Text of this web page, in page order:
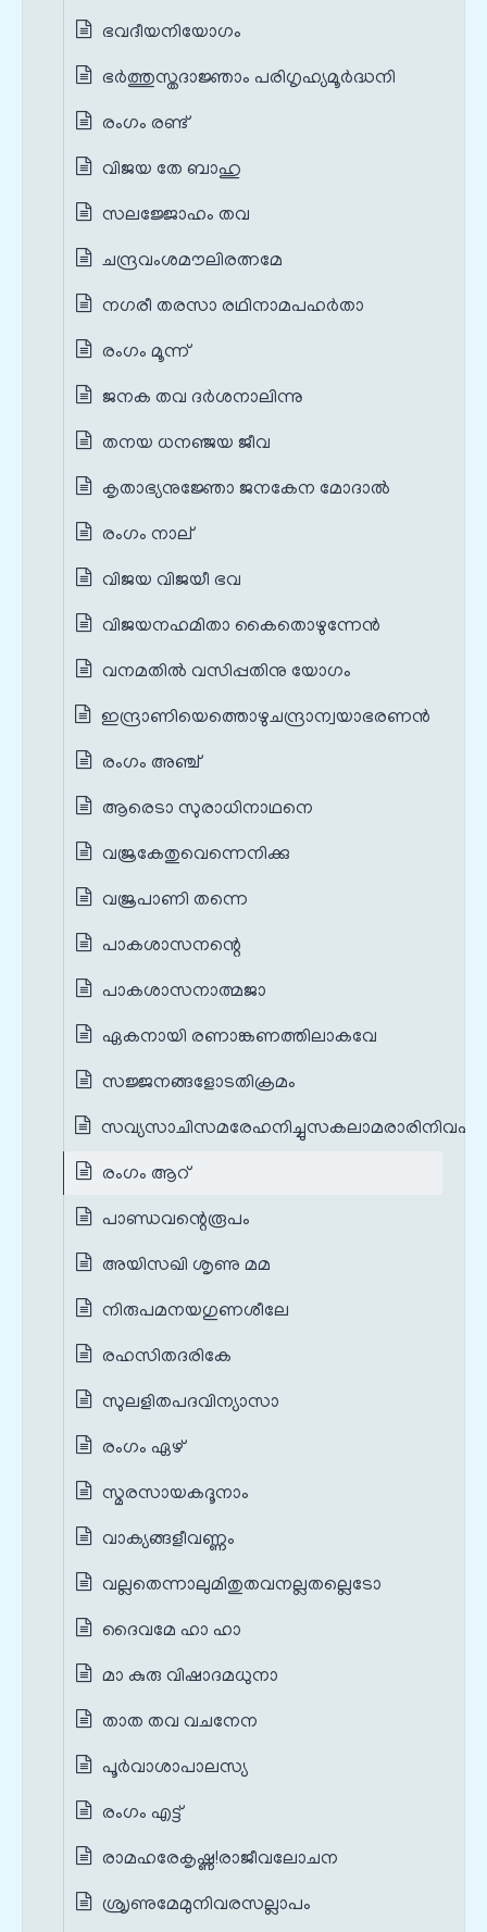
ഭവദീയനിയോഗം
ഭർത്തുസ്തദാജ്ഞാം പരിഗൃഹ്യമൂർദ്ധനി
രംഗം രണ്ട്
വിജയ തേ ബാഹു
സലജ്ജോഹം തവ
ചന്ദ്രവംശമൗലിരത്നമേ
നഗരീ തരസാ രഥിനാമപഹര്‍താ
രംഗം മൂന്ന്
ജനക തവ ദർശനാലിന്നു
തനയ ധനഞ്ജയ ജീവ
കൃതാഭ്യനുജ്ഞോ ജനകേന മോദാൽ
രംഗം നാല്
വിജയ വിജയീ ഭവ
വിജയനഹമിതാ കൈതൊഴുന്നേന്‍
വനമതില്‍ വസിപ്പതിനു യോഗം
ഇന്ദ്രാണിയെത്തൊഴുചന്ദ്രാന്വയാഭരണൻ
രംഗം അഞ്ച്
ആരെടാ സുരാധിനാഥനെ
വജ്രകേതുവെന്നെനിക്കു
വജ്രപാണി തന്നെ
പാകശാസനന്റെ
പാകശാസനാത്മജാ
ഏകനായി രണാങ്കണത്തിലാകവേ
സജ്ജനങ്ങളോടതിക്രമം
രംഗം ആറ്
പാണ്ഡവന്റെരൂപം
അയിസഖി ശൃണു മമ
നിരുപമനയഗുണശീലേ
രഹസിതദരികേ
സുലളിതപദവിന്യാസാ
രംഗം ഏഴ്
സ്മരസായകദൂനാം
വാക്യങ്ങളീവണ്ണം
വല്ലതെന്നാലുമിതുതവനല്ലതല്ലെടോ
ദൈവമേ ഹാ ഹാ
മാ കുരു വിഷാദമധുനാ
താത തവ വചനേന
പൂർവാശാപാലസ്യ
രംഗം എട്ട്
രാമഹരേകൃഷ്ണ!രാജീവലോചന
ശ്രൃണുമേമുനിവരസല്ലാപം